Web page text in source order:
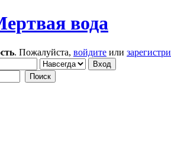
вода
. Пожалуйста, войдите или